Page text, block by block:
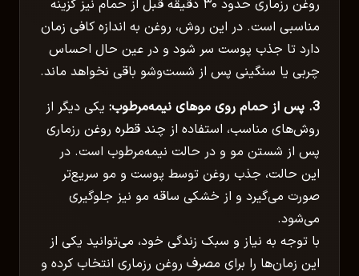
روغن رزماری حدود ۳۰ دقیقه قبل از حمام نیز گزینه
مناسبی است. در این روش، روغن به اندازه کافی زمان
دارد تا جذب پوست سر شود و در عین حال احساس
چربی یا سنگینی پس از شست‌وشو باقی نخواهد ماند.
3. پس از حمام روی موهای نیمه‌مرطوب:
یکی دیگر از
روش‌های مناسب، استفاده از چند قطره روغن رزماری
پس از شستن مو و در حالت نیمه‌مرطوب است. در
این حالت، جذب روغن توسط پوست و مو سریع‌تر
صورت می‌گیرد و از خشکی ساقه مو نیز جلوگیری
می‌شود.
با توجه به نیاز و سبک زندگی خود، می‌توانید یکی از
این زمان‌ها را برای مصرف روغن رزماری انتخاب کرده و